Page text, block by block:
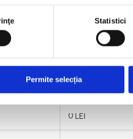
Statistici
Permite selecția
0 LEI
Rata de dobândă:
0 LEI